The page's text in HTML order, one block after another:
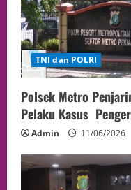
TNI dan POLRI
Polsek Metro
Pelaku Kasus
Admin 11/06/2026